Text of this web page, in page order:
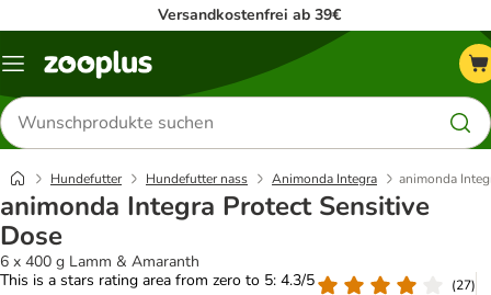
Versandkostenfrei ab 39€
Menü
Produkte
suchen
Hundefutter Hundefutter nass Animonda Integra animonda
animonda Integra Protect Sensitive
Dose
6 x 400 g Lamm & Amaranth
This is a stars rating area from zero to 5: 4.3/5
(27)